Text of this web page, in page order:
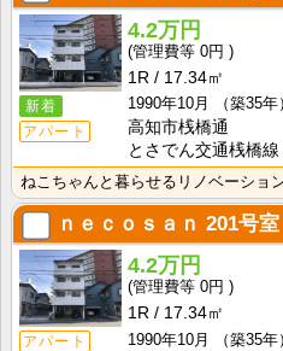
新着
アパート
4.2万円
0円
1R
17.34㎡
1990年10月
（築35年
高知市桟橋通
とさでん交通桟橋
ｎｅｃｏｓａｎ 201号室
アパート
4.2万円
0円
1R
17.34㎡
1990年10月
（築35年